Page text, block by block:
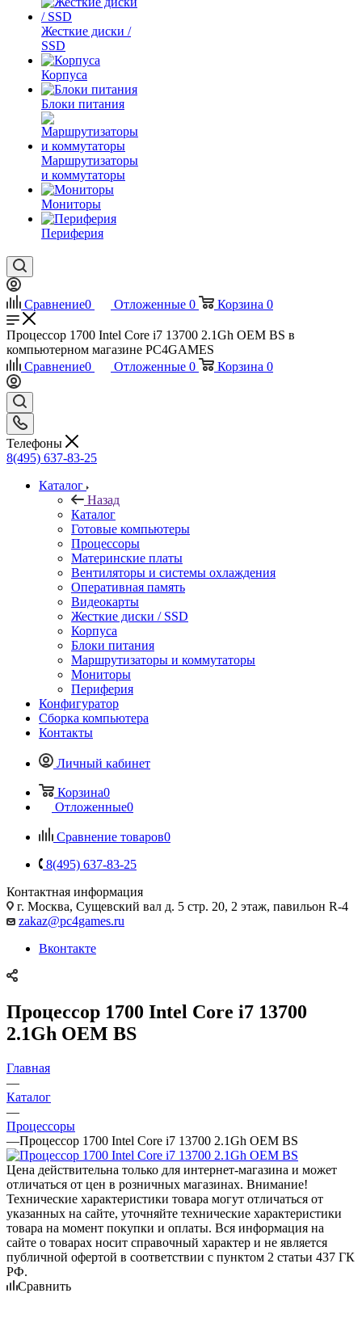
Жесткие диски /
SSD
Корпуса
Блоки питания
Маршрутизаторы
и коммутаторы
Мониторы
Периферия
Сравнение0 Отложенные 0 Корзина 0
Процессор 1700 Intel Core i7 13700 2.1Gh OEM BS в
компьютерном магазине PC4GAMES
Сравнение0 Отложенные 0 Корзина 0
Телефоны
8(495) 637-83-25
Каталог
Назад
Каталог
Готовые компьютеры
Процессоры
Материнские платы
Вентиляторы и системы охлаждения
Оперативная память
Видеокарты
Жесткие диски / SSD
Корпуса
Блоки питания
Маршрутизаторы и коммутаторы
Мониторы
Периферия
Конфигуратор
Сборка компьютера
Контакты
Личный кабинет
Корзина0
Отложенные0
Сравнение товаров0
8(495) 637-83-25
Контактная информация
г. Москва, Сущевский вал д. 5 стр. 20, 2 этаж, павильон R-4
zakaz@pc4games.ru
Вконтакте
Процессор 1700 Intel Core i7 13700
2.1Gh OEM BS
Главная
—
Каталог
—
Процессоры
—Процессор 1700 Intel Core i7 13700 2.1Gh OEM BS
Цена действительна только для интернет-магазина и может
отличаться от цен в розничных магазинах. Внимание!
Технические характеристики товара могут отличаться от
указанных на сайте, уточняйте технические характеристики
товара на момент покупки и оплаты. Вся информация на
сайте о товарах носит справочный характер и не является
публичной офертой в соответствии с пунктом 2 статьи 437 ГК
РФ.
Сравнить